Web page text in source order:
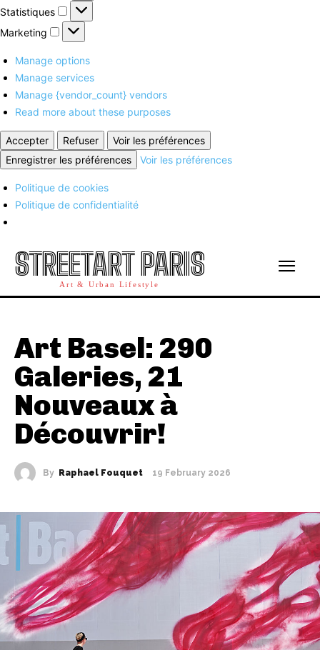
Statistiques Statistiques
Marketing Marketing
Manage options
Manage services
Manage {vendor_count} vendors
Read more about these purposes
Accepter Refuser
Voir les préférences
Enregistrer les préférences
Voir les préférences
Politique de cookies
Politique de confidentialité
STREETART PARIS
Art & Urban Lifestyle
Art Basel: 290
Galeries, 21
Nouveaux à
Découvrir!
By Raphael Fouquet 19 February 2026